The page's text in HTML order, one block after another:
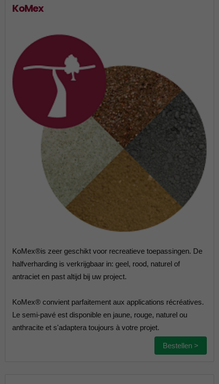
KoMex
KoMex®is zeer geschikt voor recreatieve toepassingen. De
halfverharding is verkrijgbaar in: geel, rood, naturel of
antraciet en past altijd bij uw project.
KoMex® convient parfaitement aux applications récréatives.
Le semi-pavé est disponible en jaune, rouge, naturel ou
anthracite et s'adaptera toujours à votre projet.
Bestellen >